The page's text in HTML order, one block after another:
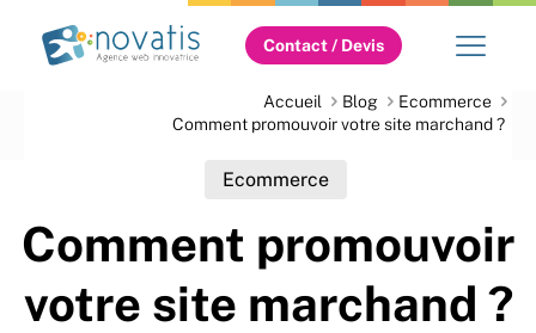
Contact / Devis
Accueil Blog
Ecommerce
Comment promouvoir votre site marchand ?
Ecommerce
Comment promouvoir
votre site marchand ?